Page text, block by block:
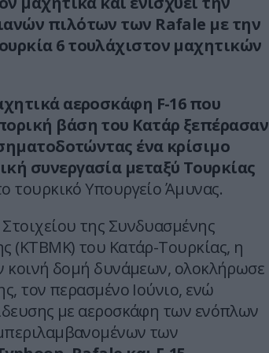
πιλότων των Rafale με την
6 τουλάχιστον μαχητικών
αεροσκάφη F-16 που
βάση του Κατάρ ξεπέρασαν
ένα κρίσιμο
συνεργασία μεταξύ Τουρκίας
τουρκικό Υπουργείο Άμυνας.
της Συνδυασμένης
(KTBMK) του Κατάρ-Τουρκίας, η
κοινή δομή δυνάμεων, ολοκλήρωσε
τον περασμένο Ιούνιο, ενώ
με αεροσκάφη των ενόπλων
των